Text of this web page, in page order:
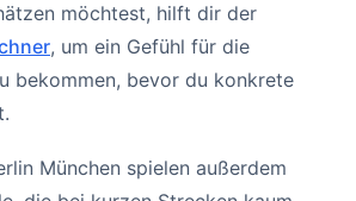
möchtest, hilft dir der
, um ein Gefühl für die
bekommen, bevor du konkrete
München spielen außerdem